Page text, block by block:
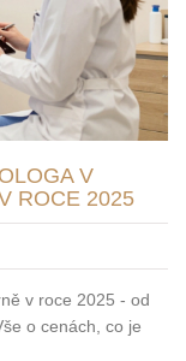
V
ROCE 2025
v roce 2025 - od
o cenách, co je